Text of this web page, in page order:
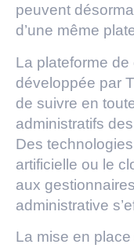
peuvent
d’une même
La plateforme
développée par
de suivre en
administratifs
Des
artificielle ou le
aux
administrative
La mise en